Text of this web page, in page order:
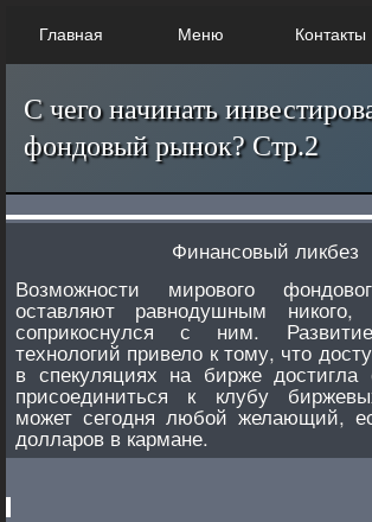
Главная Меню Контакты
С чего начинать
фондовый рынок? Стр.2
Финансовый ликбез
Возможности мирового
оставляют равнодушным
соприкоснулся с ним.
технологий привело к тому, что
в спекуляциях на бирже достигла
присоединиться к клубу
может сегодня любой желающий,
долларов в кармане.